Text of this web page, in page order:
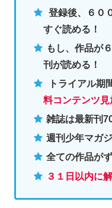
登録後、６０
すぐ読める！
もし、作品が
刊が読める！
トライアル期
料コンテンツ見
雑誌は最新刊
週刊少年マガ
全ての作品が
３１日以内に